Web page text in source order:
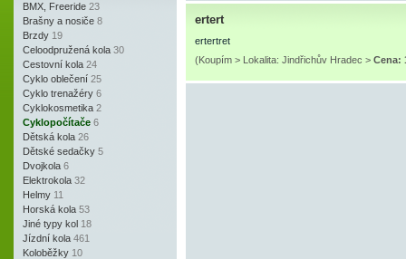
BMX, Freeride 23
Brašny a nosiče 8
Brzdy 19
Celoodpružená kola 30
Cestovní kola 24
Cyklo oblečení 25
Cyklo trenažéry 6
Cyklokosmetika 2
Cyklopočítače 6
Dětská kola 26
Dětské sedačky 5
Dvojkola 6
Elektrokola 32
Helmy 11
Horská kola 53
Jiné typy kol 18
Jízdní kola 461
Koloběžky 10
ertert
ertertret
(Koupím > Lokalita: Jindřichův Hradec > Cena: